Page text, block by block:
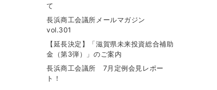
て
長浜商工会議所メールマガジン
vol.301
【延長決定】「滋賀県未来投資総合補助
金（第3弾）」のご案内
長浜商工会議所 7月定例会見レポー
ト！